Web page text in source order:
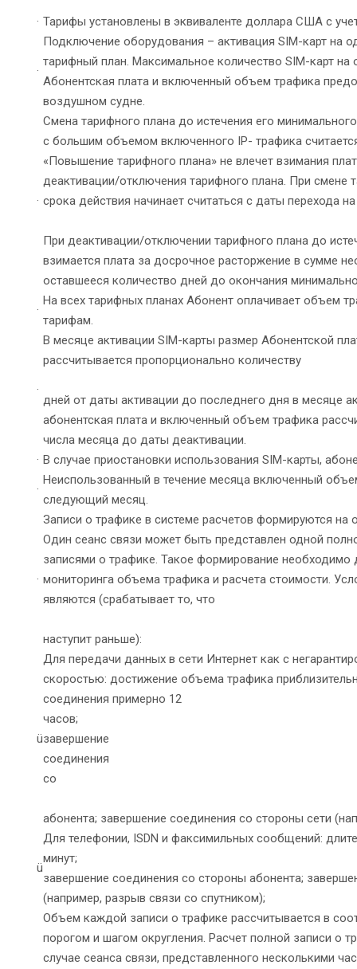
· Тарифы установлены в эквиваленте доллара США с
·
Подключение оборудования – активация SIM-карт на
тарифный план. Максимальное количество SIM-карт
Абонентская плата и включенный объем трафика
воздушном судне.
·
Смена тарифного плана до истечения его
с большим объемом включенного IP- трафика
«Повышение тарифного плана» не влечет взимания
деактивации/отключения тарифного плана. При смене
срока действия начинает считаться с даты перехода
При деактивации/отключении тарифного плана до
взимается плата за досрочное расторжение в сумме
оставшееся количество дней до окончания
·
На всех тарифных планах Абонент оплачивает объем
тарифам.
·
В месяце активации SIM-карты размер Абонентской
рассчитывается пропорционально количеству
дней от даты активации до последнего дня в месяце
абонентская плата и включенный объем трафика
числа месяца до даты деактивации.
· В случае приостановки использования SIM-карты,
·
Неиспользованный в течение месяца включенный
следующий месяц.
·
Записи о трафике в системе расчетов формируются на
Один сеанс связи может быть представлен одной
записями о трафике. Такое формирование необходимо
мониторинга объема трафика и расчета стоимости.
являются (срабатывает то, что
наступит раньше):
ü
Для передачи данных в сети Интернет как с
скоростью: достижение объема трафика
соединения примерно 12
со
абонента; завершение соединения со стороны сети
ü
Для телефонии, ISDN и факсимильных сообщений:
завершение соединения со стороны абонента;
(например, разрыв связи со спутником);
Объем каждой записи о трафике рассчитывается в
порогом и шагом округления. Расчет полной записи о
случае сеанса связи, представленного несколькими